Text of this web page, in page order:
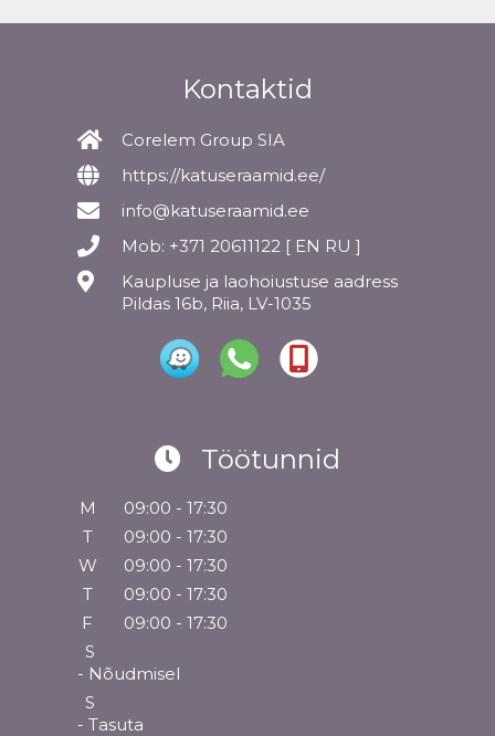
Kontaktid
Corelem Group SIA
https://katuseraamid.ee/
info@katuseraamid.ee
Mob: +371 20611122 [ EN RU ]
Kaupluse ja laohoiustuse aadress
Pildas 16b, Riia, LV-1035
Töötunnid
M
09:00 - 17:30
T
09:00 - 17:30
W
09:00 - 17:30
T
09:00 - 17:30
F
09:00 - 17:30
S
- Nõudmisel
S
- Tasuta